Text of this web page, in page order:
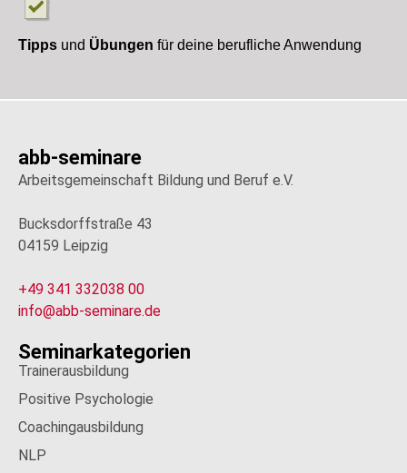
Tipps und Übungen für deine berufliche Anwendung
abb-seminare
Arbeitsgemeinschaft Bildung und Beruf e.V.
Bucksdorffstraße 43
04159 Leipzig
+49 341 332038 00
info@abb-seminare.de
Seminarkategorien
Trainerausbildung
Positive Psychologie
Coachingausbildung
NLP